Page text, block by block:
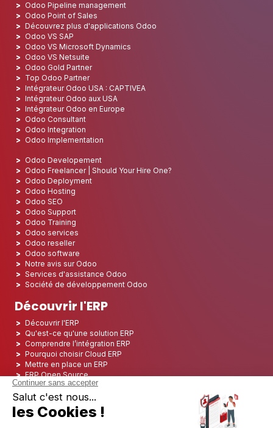
Odoo Pipeline management
Odoo Point of Sales
Découvrez plus d'applications Odoo
Odoo VS SAP
Odoo VS Microsoft Dynamics
Odoo VS Netsuite
Odoo Gold Partner
Top Odoo Partner
Intégrateur Odoo USA : CAPTIVEA
Intégrateur Odoo aux USA
Intégrateur Odoo en Europe
Odoo Consultant
Odoo Integration
Odoo Implementation
Odoo Developement
Odoo Freelancer | Should Your Hire One?
Odoo Deployment
Odoo Hosting
Odoo SEO
Odoo Support
Odoo Training
Odoo services
Odoo reseller
Odoo software
Notre avis sur Odoo
Services d'assistance Odoo
Société de développement Odoo
Découvrir l'ERP
Découvrir l'ERP
Qu'est-ce qu'une solution ERP
Comprendre l’intégration ERP
Pourquoi choisir Cloud ERP
Mettre en place un ERP
ERP Open Source
Logiciel ERP Open Source
Top 5 des ERP Open Source
ERP Deployment